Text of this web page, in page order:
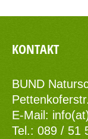
KONTAKT
BUND
E-Mail:
Tel.: 089 / 51